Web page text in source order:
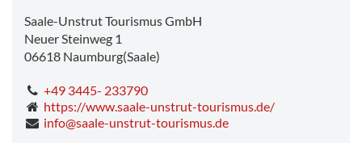
Saale-Unstrut Tourismus GmbH
Neuer Steinweg 1
06618 Naumburg(Saale)
+49 3445- 233790
https://www.saale-unstrut-tourismus.de/
info@saale-unstrut-tourismus.de